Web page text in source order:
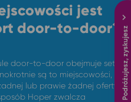
Podróżujesz, zyskujesz
jest
door-to-door?
door-to-door obejmuje setki
są to miejscowości,
lub prawie żadnej oferty
Hoper zwalcza